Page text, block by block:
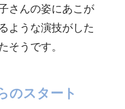
さんの姿にあこが
ような演技がした
そうです。
のスタート